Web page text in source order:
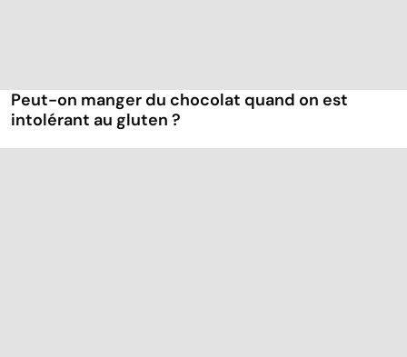
Peut-on manger du chocolat quand on est
intolérant au gluten ?